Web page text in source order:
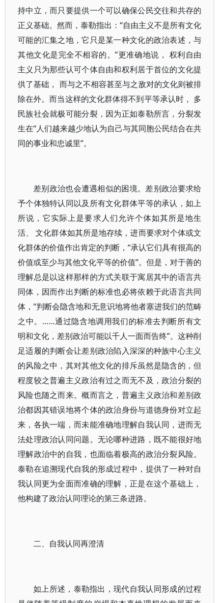
持中立，而只要提供一个可以确保公民交往和共存的
正义基础。然而，泰勒指出：“自由主义不是所有文化
可能的汇集之地，它只是某一种文化的政治表述，与
其他文化是完全不相容的。”更准确地说， 权利自由
主义只为那些认可个体自由和权利居于首位的文化提
供了基础， 而与之不相容甚至与之敌对的文化则被排
除在外。而当这样的文化群体得不到平等承认时， 多
民族社会就极可能分裂，因为正如泰勒所言，分裂发
生在“人们越来越少地认为自己与其同胞公民结合在共
同的事业和忠诚里”。
差别政治也会遭遇相似的困境。差别政治要求给
予个体独特认同以及所有文化群体平等的承认，如上
所说，它实际上是要求人们允许个体如其所是地生
活、 文化群体如其所是地存续，进而要求对个体或文
化群体的价值作出肯定的判断，“承认它们具有很高的
价值或至少与其他文化平等的价值”。但是，对于善的
理解总是以这样那样的方式关联于寓居其中的语言共
同体，因而作出判断的标准也必将依赖于此语言共同
体，“判断会隐含地和无意识地将他者塞进我们的范畴
之中。……通过隐含地调用我们的标准去判断所有文
明和文化，差别政治可能以千人一面而告终”。这种削
足适履的判断会让差别政治陷入深深的种族中心主义
的风险之中，其对其他文化的排斥虽然是隐含的，但
程度较之普遍主义政治有过之而无不及，政治分裂的
风险也随之而来。概而言之，普遍主义政治和差别政
治都因其错误地将个体的政治身份与道德身份对立起
来，各执一端，而未能准确地理解自我认同，进而无
法处理政治认同问题。无论哪种进路，既不能很好地
理解政治中的自我，也面临着极高的政治分裂风险。
泰勒在追溯现代自我的形成过程中，提供了一种对自
我认同更为全面而准确的理解，正是在这个基础上，
他构建了政治认同理论的第三条进路。
二、自我认同再澄清
如上所述，泰勒指出，现代自我认同形成的过程